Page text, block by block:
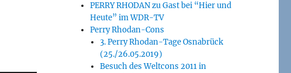
PERRY RHODAN zu Gast bei “Hier und
Heute” im WDR-TV
Perry Rhodan-Cons
3. Perry Rhodan-Tage Osnabrück
(25./26.05.2019)
Besuch des Weltcons 2011 in